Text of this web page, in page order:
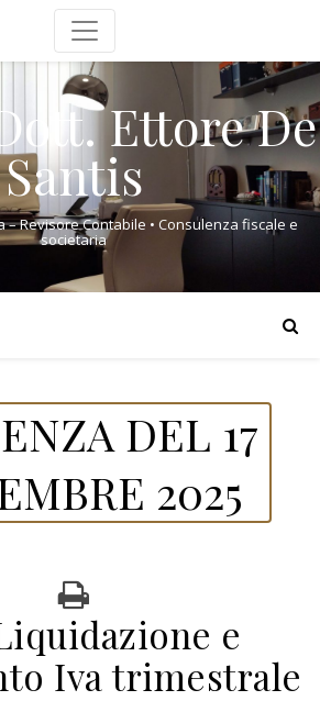
Ettore De
Santis
– Revisore Contabile • Consulenza fiscale e
societaria
DEL 17
2025
e
Iva trimestrale